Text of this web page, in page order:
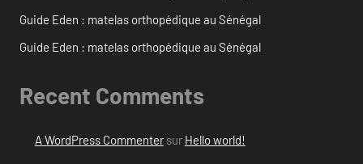
Guide Eden : matelas orthopédique au Sénégal
Guide Eden : matelas orthopédique au Sénégal
Recent Comments
A WordPress Commentersur Hello world!